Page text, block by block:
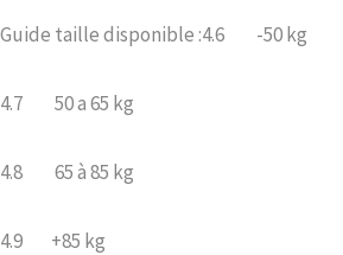
Guide taille disponible :4.6 -50 kg
4.7 50 a 65 kg
4.8 65 à 85 kg
4.9 +85 kg